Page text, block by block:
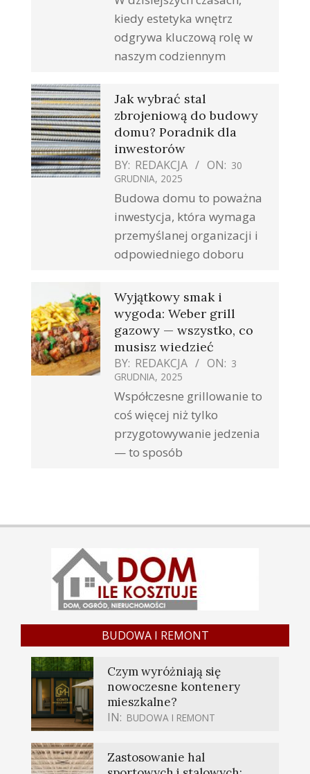
kiedy estetyka wnętrz
odgrywa kluczową rolę w
naszym codziennym
Jak wybrać stal
zbrojeniową do budowy
domu? Poradnik dla
inwestorów
BY: REDAKCJA ON: 30
GRUDNIA, 2025
Budowa domu to poważna
inwestycja, która wymaga
przemyślanej organizacji i
odpowiedniego doboru
Wyjątkowy smak i
wygoda: Weber grill
gazowy — wszystko, co
musisz wiedzieć
BY: REDAKCJA ON: 3
GRUDNIA, 2025
Współczesne grillowanie to
coś więcej niż tylko
przygotowywanie jedzenia
— to sposób
BUDOWA I REMONT
Czym wyróżniają się
nowoczesne kontenery
mieszkalne?
IN: BUDOWA I REMONT
Zastosowanie hal